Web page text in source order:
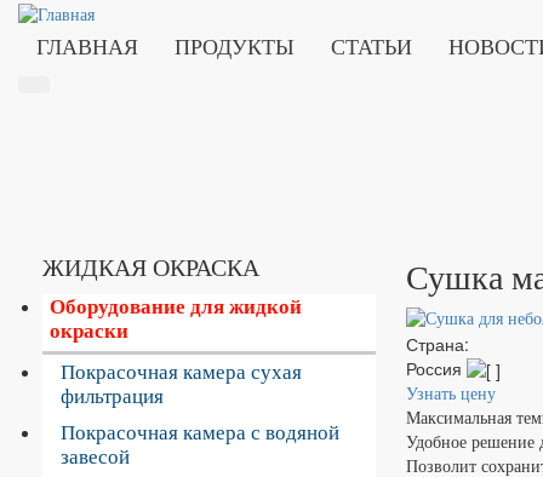
ГЛАВНАЯ ПРОДУКТЫ СТАТЬИ
ЖИДКАЯ ОКРАСКА
Оборудование для жидкой
окраски
Покрасочная камера сухая
фильтрация
Покрасочная камера с водяной
завесой
Сушка
Страна:
Россия
Узнать цену
Максимальная
Удобное решение
Позволит